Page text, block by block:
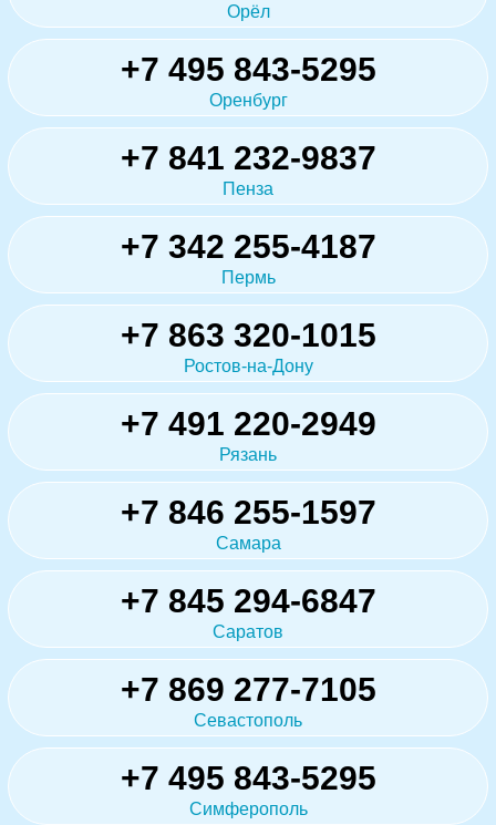
Орёл
+7 495 843-5295
Оренбург
+7 841 232-9837
Пенза
+7 342 255-4187
Пермь
+7 863 320-1015
Ростов-на-Дону
+7 491 220-2949
Рязань
+7 846 255-1597
Самара
+7 845 294-6847
Саратов
+7 869 277-7105
Севастополь
+7 495 843-5295
Симферополь